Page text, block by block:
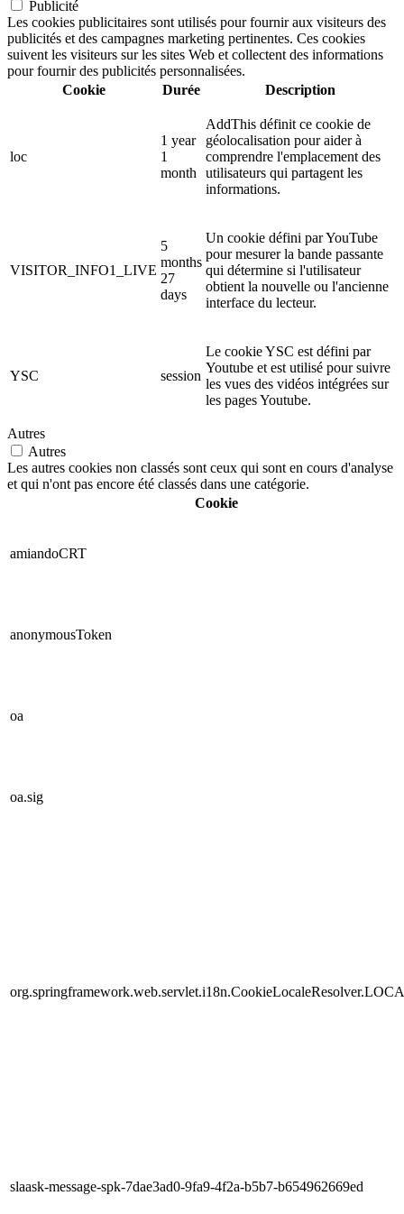
Publicité
Les cookies publicitaires sont utilisés pour fournir aux visiteurs des
publicités et des campagnes marketing pertinentes. Ces cookies
suivent les visiteurs sur les sites Web et collectent des informations
pour fournir des publicités personnalisées.
Cookie
Durée Description
loc
1 year
1
month
AddThis définit ce cookie de
géolocalisation pour aider à
comprendre l'emplacement des
utilisateurs qui partagent les
informations.
VISITOR_INFO1_LIVE
5
months
27
days
Un cookie défini par YouTube
pour mesurer la bande passante
qui détermine si l'utilisateur
obtient la nouvelle ou l'ancienne
interface du lecteur.
YSC session
Le cookie YSC est défini par
Youtube et est utilisé pour suivre
les vues des vidéos intégrées sur
les pages Youtube.
Autres
Autres
Les autres cookies non classés sont ceux qui sont en cours d'analyse
et qui n'ont pas encore été classés dans une catégorie.
Cookie
amiandoCRT
anonymousToken
oa
oa.sig
slaask-message-spk-7dae3ad0-9fa9-4f2a-b5b7-b654962669ed